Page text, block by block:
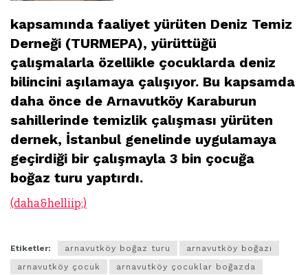
kapsamında faaliyet yürüten Deniz Temiz
Derneği (TURMEPA), yürüttüğü
çalışmalarla özellikle çocuklarda deniz
bilincini aşılamaya çalışıyor. Bu kapsamda
daha önce de Arnavutköy Karaburun
sahillerinde temizlik çalışması yürüten
dernek, İstanbul genelinde uygulamaya
geçirdiği bir çalışmayla 3 bin çocuğa
boğaz turu yaptırdı.
(daha&helliip;)
Etiketler: arnavutköy boğaz turu
arnavutköy boğazı
arnavutköy çocuk
arnavutköy çocuklar boğazda